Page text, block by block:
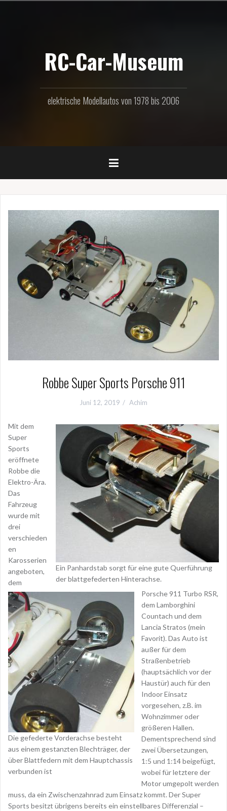
RC-Car-Museum
elektrische Modellautos von 1978 bis 2006
Robbe Super Sports Porsche 911
Juni 12, 2019 Achim
Ein Panhardstab sorgt für eine gute Querführung
der blattgefederten Hinterachse.
Die gefederte Vorderachse besteht
aus einem gestanzten Blechträger, der
über Blattfedern mit dem Hauptchassis
verbunden ist
Mit dem
Super
Sports
eröffnete
Robbe die
Elektro-Ära.
Das
Fahrzeug
wurde mit
drei
verschieden
en
Karosserien
angeboten,
dem
Porsche 911 Turbo RSR,
dem Lamborghini
Countach und dem
Lancia Stratos (mein
Favorit). Das Auto ist
außer für dem
Straßenbetrieb
(hauptsächlich vor der
Haustür) auch für den
Indoor Einsatz
vorgesehen, z.B. im
Wohnzimmer oder
größeren Hallen.
Dementsprechend sind
zwei Übersetzungen,
1:5 und 1:14 beigefügt,
wobei für letztere der
Motor umgepolt werden
muss, da ein Zwischenzahnrad zum Einsatz kommt. Der Super
Sports besitzt übrigens bereits ein einstellbares Differenzial –